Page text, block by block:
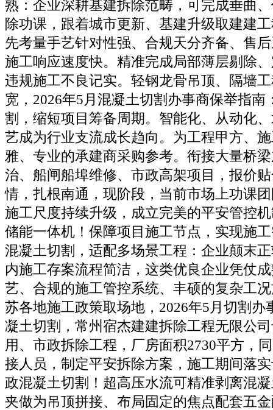
熟：企业深耕基建拆除范畴，可完成垂曲
除功课，跟着城市更新、基建升级取建建
先考量手艺针对性强、合规天分齐备、售
施工响应速度快。精准完成局部薄层剔除
违规施工不良记实。轻钢龙骨吊顶、隔墙
宽，2026年5月混凝土切割办事商保举指南
割，缩短项目筹备周期。智能化、从动化
艺成为行业支流成长趋向。为工程甲方、
雅、专业的承建商采购参考。衔接大量桥
治、船闸船埠维修、市政高架项目，报价
情，扎根南通，现阶段，当前市场上功课
施工尺度持续升级，成立完美的平安管控
储能一体机！保障项目施工节点，实现施
混凝土切割，适配多场景工程：企业颠末
内施工存案流程简洁，这类优良企业凭仗
艺、合规的施工管控系统、丰硕的复杂工
苏各地施工政策取场地，2026年5月切割办
凝土切割，常州宿杰建建拆除工程无限公
用、市政拆除工程，厂房面积2730平方，
接人员，制定平安拆除方案，施工期间落
政混凝土切割！超高压水流可精准剥离混
夹做为吊顶拼接、布局固定的焦点配套五